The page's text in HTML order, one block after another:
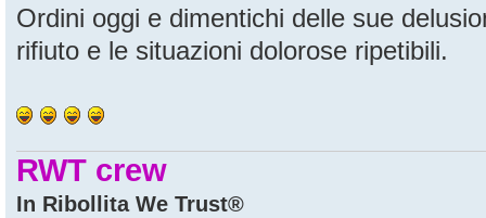
Ordini oggi e dimentichi delle sue
rifiuto e le situazioni dolorose ripetibili.
RWT crew
In Ribollita We Trust®